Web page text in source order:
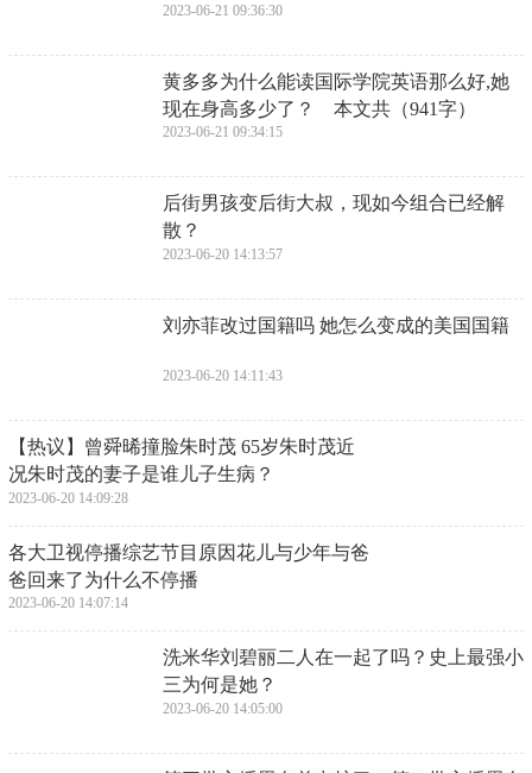
2023-06-21 09:36:30
​黄多多为什么能读国际学院英语那么好,她
现在身高多少了？ 本文共（941字）
2023-06-21 09:34:15
​后街男孩变后街大叔，现如今组合已经解
散？
2023-06-20 14:13:57
​刘亦菲改过国籍吗 她怎么变成的美国国籍
2023-06-20 14:11:43
​【热议】曾舜晞撞脸朱时茂 65岁朱时茂近
况朱时茂的妻子是谁儿子生病？
2023-06-20 14:09:28
​各大卫视停播综艺节目原因花儿与少年与爸
爸回来了为什么不停播
2023-06-20 14:07:14
​洗米华刘碧丽二人在一起了吗？史上最强小
三为何是她？
2023-06-20 14:05:00